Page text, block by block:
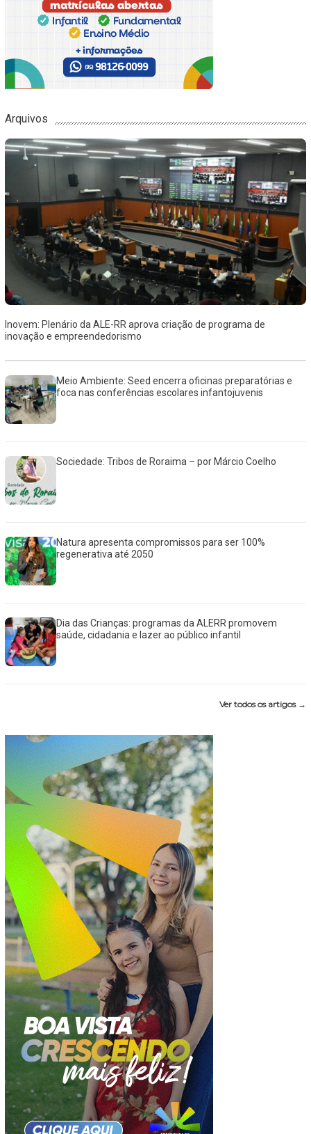
Arquivos
Inovem: Plenário da ALE-RR aprova criação de programa de
inovação e empreendedorismo
Meio Ambiente: Seed encerra oficinas preparatórias e
foca nas conferências escolares infantojuvenis
Sociedade: Tribos de Roraima – por Márcio Coelho
Natura apresenta compromissos para ser 100%
regenerativa até 2050
Dia das Crianças: programas da ALERR promovem
saúde, cidadania e lazer ao público infantil
Ver todos os artigos →